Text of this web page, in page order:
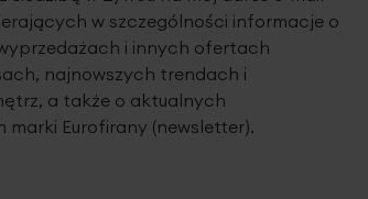
w szczególności informacje o
i innych ofertach
najnowszych trendach i
a także o aktualnych
Eurofirany (newsletter).